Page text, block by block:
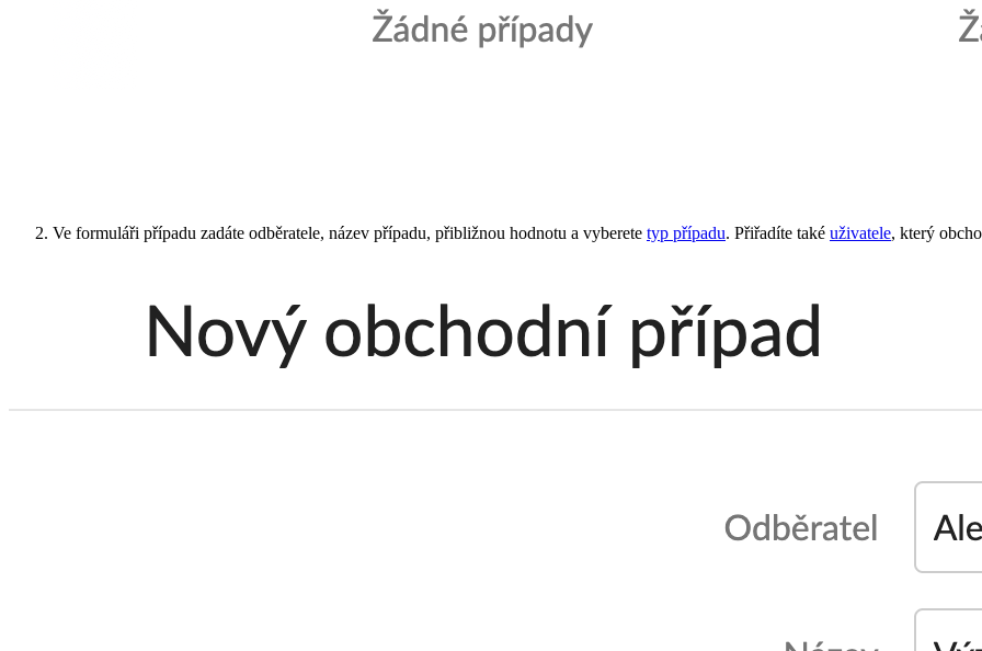
Ve formuláři případu zadáte odběratele, název případu, přibližnou hodnotu a vyberete typ případu. Přiřadíte také uživatele, který